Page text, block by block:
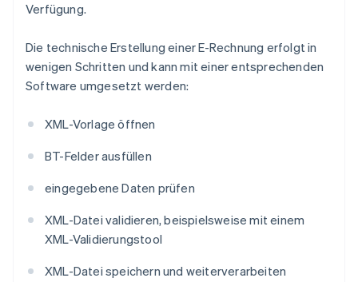
Verfügung.
Die technische Erstellung einer E-Rechnung erfolgt in
wenigen Schritten und kann mit einer entsprechenden
Software umgesetzt werden:
XML-Vorlage öffnen
BT-Felder ausfüllen
eingegebene Daten prüfen
XML-Datei validieren, beispielsweise mit einem
XML-Validierungstool
XML-Datei speichern und weiterverarbeiten